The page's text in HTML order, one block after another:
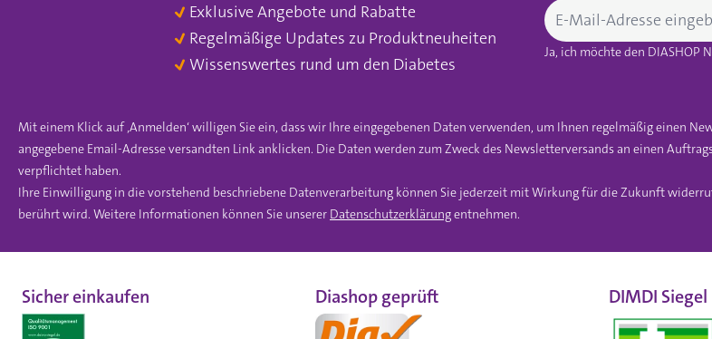
Exklusive Angebote und Rabatte
Regelmäßige Updates zu Produktneuheiten
Wissenswertes rund um den Diabetes
Ja, ich möchte den DIASHOP
Mit einem Klick auf ‚Anmelden‘ willigen Sie ein, dass wir Ihre eingegebenen Daten verwenden, um Ihnen regelmäßig einen
angegebene Email-Adresse versandten Link anklicken. Die Daten werden zum Zweck des Newsletterversands an einen
verpflichtet haben.
Ihre Einwilligung in die vorstehend beschriebene Datenverarbeitung können Sie jederzeit mit Wirkung für die Zukunft
berührt wird. Weitere Informationen können Sie unserer Datenschutzerklärungentnehmen.
Sicher einkaufen Diashop geprüft DIMDI Siegel